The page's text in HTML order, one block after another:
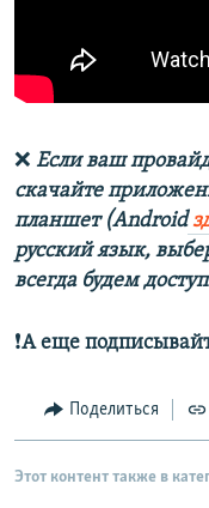
❌ Если ваш
скачайте
планшет (Android
русский язык,
всегда будем
❗️А еще
Поделиться
Этот контент также в